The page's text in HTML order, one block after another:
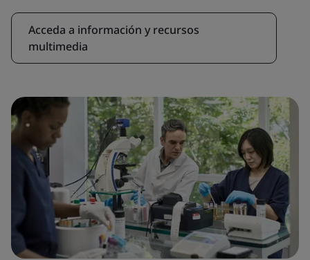
Acceda a información y recursos
multimedia